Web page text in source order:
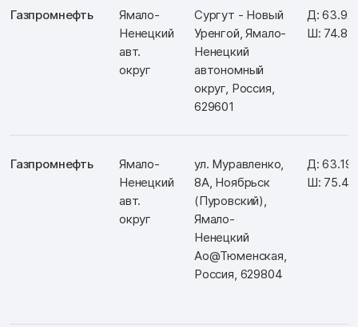
Газпромнефть
Ямало-
Ненецкий
авт.
округ
Сургут - Новый
Уренгой, Ямало-
Ненецкий
автономный
округ, Россия,
629601
Д:
Ш:
Газпромнефть
Ямало-
Ненецкий
авт.
округ
ул. Муравленко,
8А, Ноябрьск
(Пуровский),
Ямало-
Ненецкий
Ао@Тюменская,
Россия, 629804
Д:
Ш: